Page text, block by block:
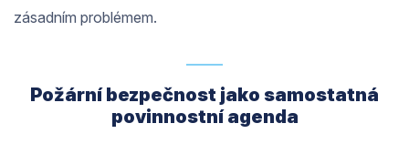
zásadním problémem.
Požární bezpečnost jako samostatná
povinnostní agenda